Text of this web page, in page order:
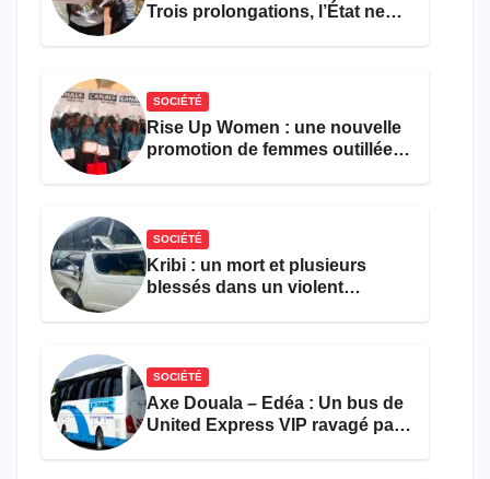
Trois prolongations, l’État ne
SOCIÉTÉ
Rise Up Women : une nouvelle
promotion de femmes outillées
SOCIÉTÉ
Kribi : un mort et plusieurs
blessés dans un violent
SOCIÉTÉ
Axe Douala – Edéa : Un bus de
United Express VIP ravagé par